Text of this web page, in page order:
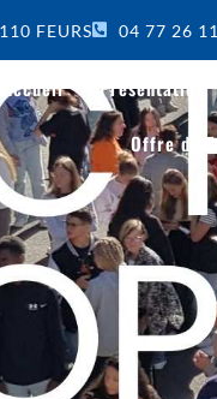
FEURS 04 77 26
Accueil Présentation
Offre de